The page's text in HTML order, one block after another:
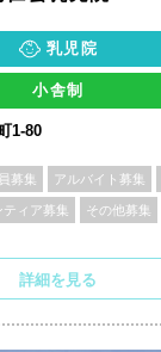
乳児院
小舎制
1-80
募集 アルバイト募集
ィア募集 その他募集
詳細を見る